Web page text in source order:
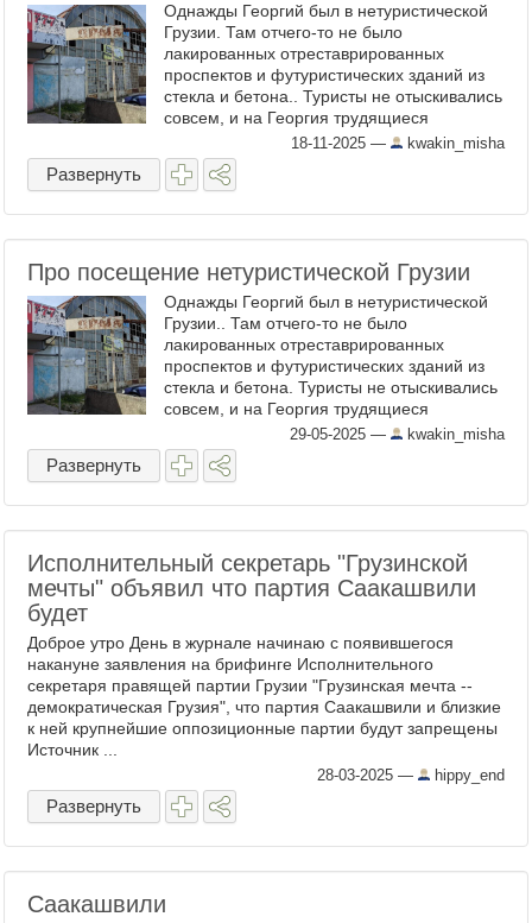
Однажды Георгий был в нетуристической
Грузии. Там отчего-то не было
лакированных отреставрированных
проспектов и футуристических зданий из
стекла и бетона.. Туристы не отыскивались
совсем, и на Георгия трудящиеся
смотрели, как на слона из цирка. Всё было
ободрано, где только ...
18-11-2025 — kwakin_misha
Развернуть
Про посещение нетуристической Грузии
Однажды Георгий был в нетуристической
Грузии.. Там отчего-то не было
лакированных отреставрированных
проспектов и футуристических зданий из
стекла и бетона. Туристы не отыскивались
совсем, и на Георгия трудящиеся
смотрели, как на слона из цирка. Всё было
ободрано, где только ...
29-05-2025 — kwakin_misha
Развернуть
Исполнительный секретарь "Грузинской
мечты" объявил что партия Саакашвили
будет
Доброе утро День в журнале начинаю с появившегося
накануне заявления на брифинге Исполнительного
секретаря правящей партии Грузии "Грузинская мечта --
демократическая Грузия", что партия Саакашвили и близкие
к ней крупнейшие оппозиционные партии будут запрещены
Источник ...
28-03-2025 — hippy_end
Развернуть
Саакашвили